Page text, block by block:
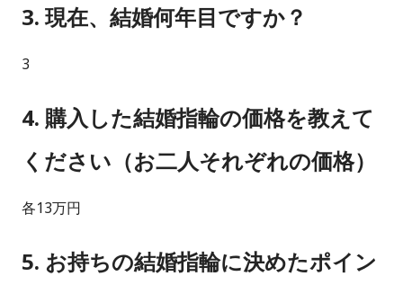
3. 現在、結婚何年目ですか？
3
4. 購入した結婚指輪の価格を教えて
ください（お二人それぞれの価格）
各13万円
5. お持ちの結婚指輪に決めたポイン